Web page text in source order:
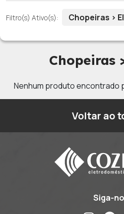
Filtro(s) Ativo(s): Chopeiras >
Chopeiras
Nenhum produto encontrado
Voltar ao
Siga-